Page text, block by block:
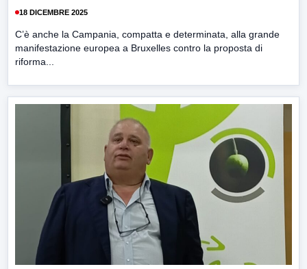
18 DICEMBRE 2025
C’è anche la Campania, compatta e determinata, alla grande
manifestazione europea a Bruxelles contro la proposta di
riforma...